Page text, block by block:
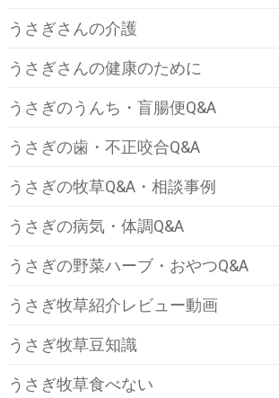
うさぎさんの介護
うさぎさんの健康のために
うさぎのうんち・盲腸便Q&A
うさぎの歯・不正咬合Q&A
うさぎの牧草Q&A・相談事例
うさぎの病気・体調Q&A
うさぎの野菜ハーブ・おやつQ&A
うさぎ牧草紹介レビュー動画
うさぎ牧草豆知識
うさぎ牧草食べない